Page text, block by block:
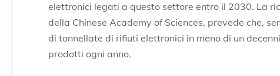
elettronici legati a questo settore entro il 2030. La
della Chinese Academy of Sciences, prevede che,
di tonnellate di rifiuti elettronici in meno di un
prodotti ogni anno.